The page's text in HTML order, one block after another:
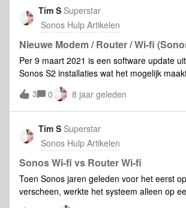
Tim S Superstar
Sonos Hulp Artikelen
Nieuwe Modem / Router / Wi-fi
Per 9 maart 2021 is een software update
Sonos S2 installaties wat het mogelijk
gegevens draadloos te configureren.De
beschreven informatie is daarom alleen nog
op Sonos S1 opstellingen. Mocht je Sonos
(Bridge/Boost/Speaker) op je netwerk
dan hoeft er waarschijnlijk weinig te
volledig draadloos op je router aangesloten
de Sonos waarschijnlijk niet verschijnen na
de wifi.Voor het verschil tussen Sonos-wifi
zie graag de volgende FAQ.Inleren van WiFi
draadloze situatie:Sonos kan alleen
3 0 8 jaar geleden
Tim S Superstar
Sonos Hulp Artikelen
Sonos Wi-fi vs Router Wi-fi
Toen Sonos jaren geleden voor het eerst
verscheen, werkte het systeem alleen op
gespecialiseerd Sonos WiFi wat werd